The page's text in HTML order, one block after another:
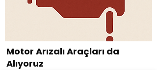
Motor Arızalı Araçları da
Alıyoruz